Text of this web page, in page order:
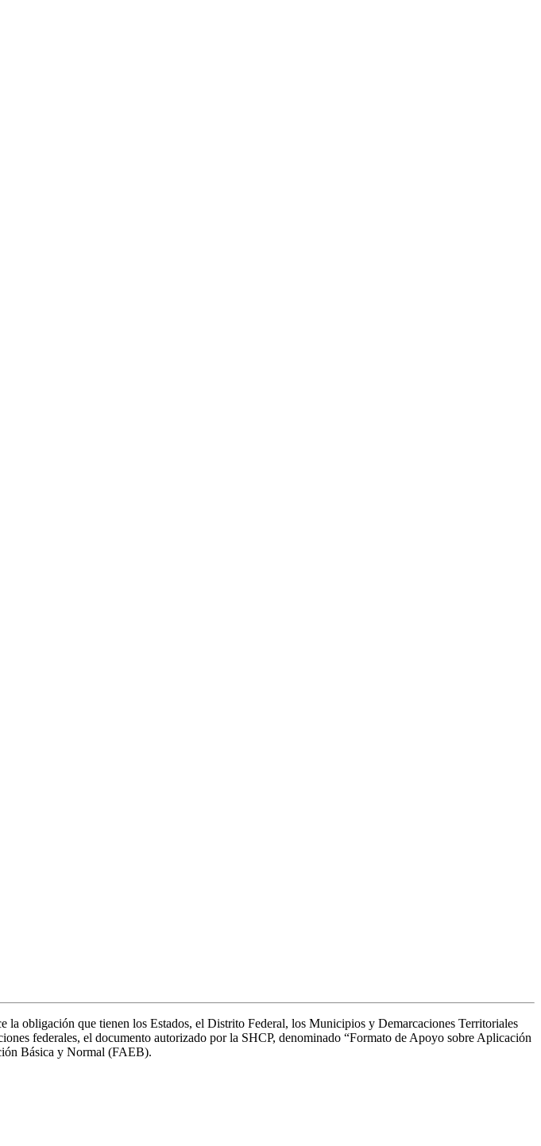
obligación que tienen los Estados, el Distrito Federal, los Municipios y Demarcaciones Territoriales
federales, el documento autorizado por la SHCP, denominado “Formato de Apoyo sobre Aplicación
Básica y Normal (FAEB).